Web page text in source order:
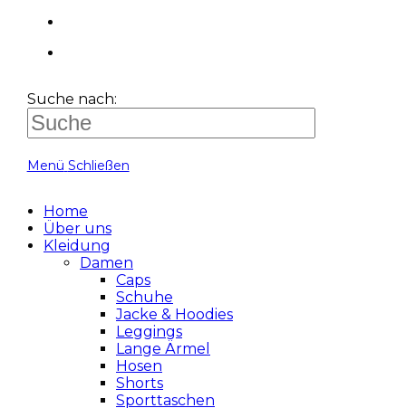
Suche nach:
Menü Schließen
Home
Über uns
Kleidung
Damen
Caps
Schuhe
Jacke & Hoodies
Leggings
Lange Ärmel
Hosen
Shorts
Sporttaschen